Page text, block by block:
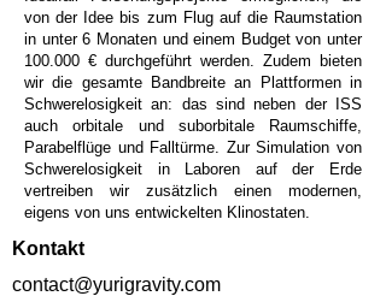
von der Idee bis zum Flug auf die Raumstation
in unter 6 Monaten und einem Budget von unter
100.000 € durchgeführt werden. Zudem bieten
wir die gesamte Bandbreite an Plattformen in
Schwerelosigkeit an: das sind neben der ISS
auch orbitale und suborbitale Raumschiffe,
Parabelflüge und Falltürme. Zur Simulation von
Schwerelosigkeit in Laboren auf der Erde
vertreiben wir zusätzlich einen modernen,
eigens von uns entwickelten Klinostaten.
Kontakt
contact@yurigravity.com